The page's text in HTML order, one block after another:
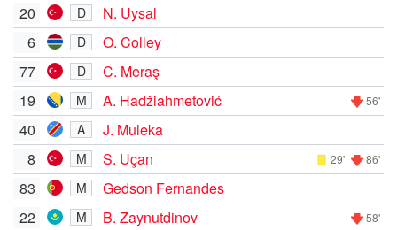
20
D
N. Uysal
6
D
O. Colley
77
D
C. Meraş
19
M A. Hadžiahmetović 56'
40 A
J. Muleka
8
M S. Uçan 29' 86'
83 M
Gedson Fernandes
22
M B. Zaynutdinov 58'